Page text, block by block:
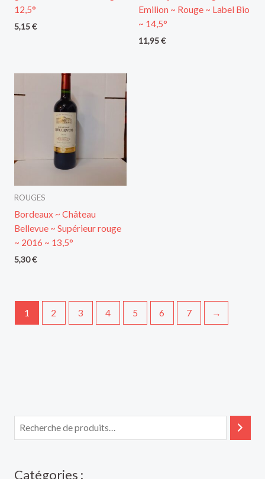
12,5°
5,15€
Emilion ~ Rouge ~ Label Bio
~ 14,5°
11,95€
ROUGES
Bordeaux ~ Château
Bellevue ~ Supérieur rouge
~ 2016 ~ 13,5°
5,30€
1 2 3 4 5 6 7 →
Catégories :